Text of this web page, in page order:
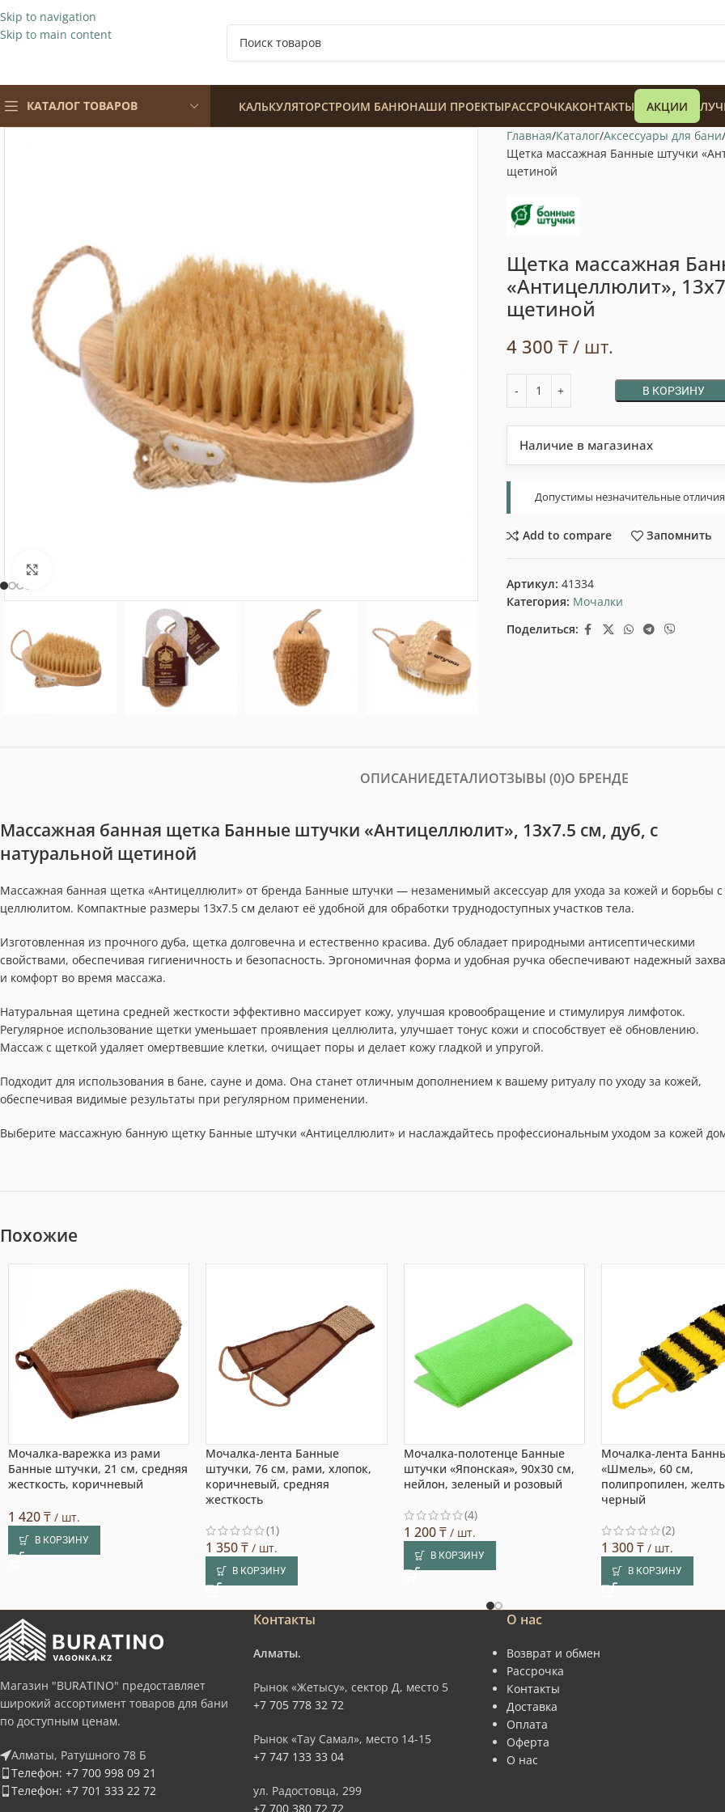
Skip to navigation
Skip to main content
КАТАЛОГ ТОВАРОВ КАЛЬКУЛЯТОРСТРОИМ БАНЮНАШИ ПРОЕКТЫРАССРОЧКАКОНТАКТЫ АКЦИИ
Главная Каталог Аксессуары для бани
Щетка массажная Банные штучки
щетиной
Щетка массажная
«Антицеллюлит»,
щетиной
4 300 ₸/ шт.
В КОРЗИНУ
Наличие в магазинах
Допустимы незначительные
Add to compare Запомнить
Артикул: 41334
Категория: Мочалки
Поделиться:
ОПИСАНИЕДЕТАЛИОТЗЫВЫ (0)О БРЕНДЕ
Массажная банная щетка Банные штучки «Антицеллюлит», 13х7.5 см, дуб, с
натуральной щетиной
Массажная банная щетка «Антицеллюлит» от бренда Банные штучки — незаменимый аксессуар для ухода за кожей и борьбы с
целлюлитом. Компактные размеры 13х7.5 см делают её удобной для обработки труднодоступных участков тела.
Изготовленная из прочного дуба, щетка долговечна и естественно красива. Дуб обладает природными антисептическими
свойствами, обеспечивая гигиеничность и безопасность. Эргономичная форма и удобная ручка обеспечивают надежный
и комфорт во время массажа.
Натуральная щетина средней жесткости эффективно массирует кожу, улучшая кровообращение и стимулируя лимфоток.
Регулярное использование щетки уменьшает проявления целлюлита, улучшает тонус кожи и способствует её обновлению.
Массаж с щеткой удаляет омертвевшие клетки, очищает поры и делает кожу гладкой и упругой.
Подходит для использования в бане, сауне и дома. Она станет отличным дополнением к вашему ритуалу по уходу за кожей,
обеспечивая видимые результаты при регулярном применении.
Выберите массажную банную щетку Банные штучки «Антицеллюлит» и наслаждайтесь профессиональным уходом за кожей
Похожие
Мочалка-варежка из рами
Банные штучки, 21 см, средняя
жесткость, коричневый
1 420₸ / шт.
В КОРЗИНУ
Мочалка-лента Банные
штучки, 76 см, рами, хлопок,
коричневый, средняя
жесткость
(1)
1 350₸ / шт.
В КОРЗИНУ
Мочалка-полотенце Банные
штучки «Японская», 90х30 см,
нейлон, зеленый и розовый
(4)
1 200₸/ шт.
В КОРЗИНУ
Мочалка-лента
«Шмель», 60 см,
полипропилен,
черный
(2)
1 300₸ / шт.
В КОРЗИНУ
Магазин "BURATINO" предоставляет
широкий ассортимент товаров для бани
по доступным ценам.
Алматы, Ратушного 78 Б
Телефон: +7 700 998 09 21
Телефон: +7 701 333 22 72
Контакты
Алматы.
Рынок «Жетысу», сектор Д, место 5
+7 705 778 32 72
Рынок «Тау Самал», место 14-15
+7 747 133 33 04
ул. Радостовца, 299
+7 700 380 72 72
О нас
Возврат и обмен
Рассрочка
Контакты
Доставка
Оплата
Оферта
О нас